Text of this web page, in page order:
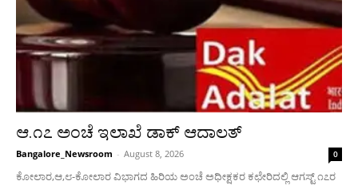
ಆ.೧೭ ಅಂಚೆ ಇಲಾಖೆ ಡಾಕ್ ಆದಾಲತ್
Bangalore_Newsroom - August 8, 2026 0
ಕೋಲಾರ,ಆ,೮-ಕೋಲಾರ ವಿಭಾಗದ ಹಿರಿಯ ಅಂಚೆ ಅಧೀಕ್ಷಕರ ಕಛೇರಿದಲ್ಲಿ ಆಗಸ್ಟ್ ೧೭ರ